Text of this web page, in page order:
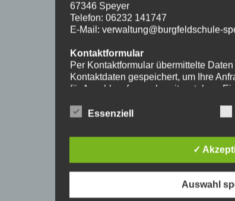
67346 Speyer
Telefon: 06232 141747
E-Mail: verwaltung@burgfeldschule-
Kontaktformular
Per Kontaktformular übermittelte
Kontaktdaten gespeichert, um Ihre
für Anschlussfragen bereitzustehen.
Die Verarbeitung der in das
DSGVO). Ein Widerruf Ihrer bereits
möglich. Für den Widerruf genügt
Datenverarbeitungsvorgänge bleibt
Über das Kontaktformular übermittelte
uns zur Löschung auffordern, Ihre
Essenziell
✓
Auswahl